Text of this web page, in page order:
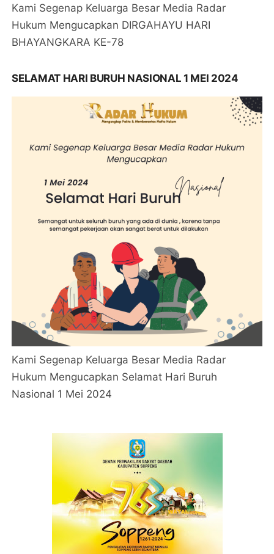
Kami Segenap Keluarga Besar Media Radar
Hukum Mengucapkan DIRGAHAYU HARI
BHAYANGKARA KE-78
SELAMAT HARI BURUH NASIONAL 1 MEI 2024
Kami Segenap Keluarga Besar Media Radar
Hukum Mengucapkan Selamat Hari Buruh
Nasional 1 Mei 2024